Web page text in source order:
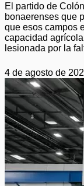
El partido de
bonaerenses que
que esos campos
capacidad
lesionada por la
4 de agosto de